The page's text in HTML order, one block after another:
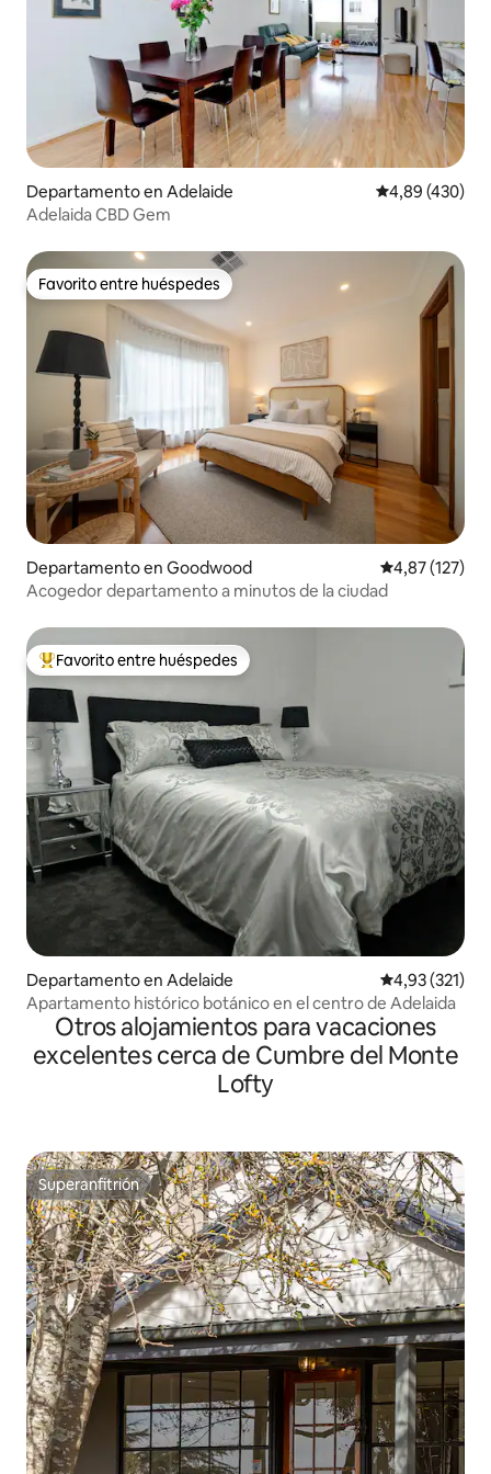
Departamento en Adelaide Calificación
4,89 (430)
Adelaida CBD Gem
Favorito entre huéspedes
Favorito entre huéspedes
Departamento en Goodwood Calificación
4,87 (127)
Acogedor departamento a minutos de la ciudad
Favorito entre los huéspedes más destacados
Favorito entre huéspedes
Departamento en Adelaide Calificación
4,93 (321)
Apartamento histórico botánico en el centro de Adelaida
Otros alojamientos para vacaciones
excelentes cerca de Cumbre del Monte
Lofty
Superanfitrión
Superanfitrión